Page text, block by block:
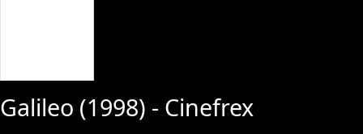
Galileo (1998) - Cinefrex